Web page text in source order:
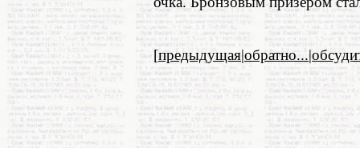
[предыдущая|обратно...|